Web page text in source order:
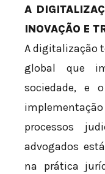
A
INOVAÇÃO E
A digitalização
global que
sociedade, e
processos
advogados
na prática